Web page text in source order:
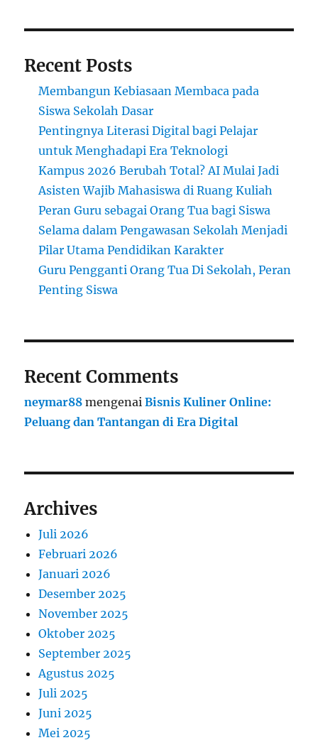
Recent Posts
Membangun Kebiasaan Membaca pada
Siswa Sekolah Dasar
Pentingnya Literasi Digital bagi Pelajar
untuk Menghadapi Era Teknologi
Kampus 2026 Berubah Total? AI Mulai Jadi
Asisten Wajib Mahasiswa di Ruang Kuliah
Peran Guru sebagai Orang Tua bagi Siswa
Selama dalam Pengawasan Sekolah Menjadi
Pilar Utama Pendidikan Karakter
Guru Pengganti Orang Tua Di Sekolah, Peran
Penting Siswa
Recent Comments
neymar88 mengenaiBisnis Kuliner Online:
Peluang dan Tantangan di Era Digital
Archives
Juli 2026
Februari 2026
Januari 2026
Desember 2025
November 2025
Oktober 2025
September 2025
Agustus 2025
Juli 2025
Juni 2025
Mei 2025